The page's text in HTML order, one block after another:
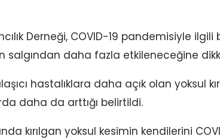
Derneği, COVID-19 pandemisiyle
salgından daha fazla etkileneceğine
hastalıklara daha açık olan yoksul
daha da arttığı belirtildi.
kırılgan yoksul kesimin kendilerini